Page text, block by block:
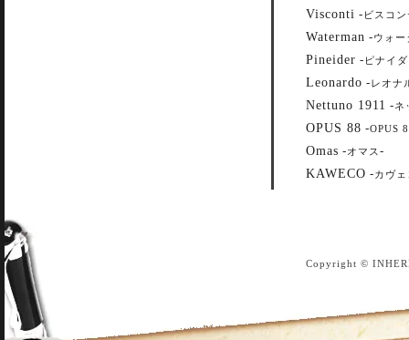
Visconti - ビスコ
Waterman -ウォー
Pineider - ピナイ
Leonardo -レオナ
Nettuno 1911 -ネ
OPUS 88 -OPUS
Omas -オマス-
KAWECO -カヴェ
Copyright ©